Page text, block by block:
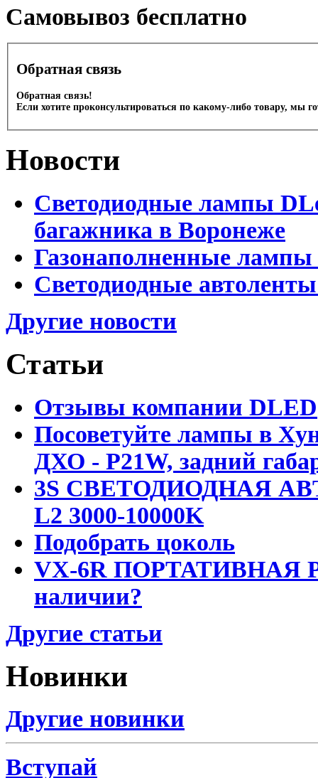
Cамовывоз бесплатно
Обратная связь
Обратная связь!
Если хотите проконсультироваться по какому-либо товару, мы
Новости
Светодиодные лампы
багажника в Воронеже
Газонаполненные
Светодиодные
Другие новости
Статьи
Отзывы компании DLED
Посоветуйте лампы в
ДХО - P21W, задний
3S СВЕТОДИОДНАЯ
L2 3000-10000K
Подобрать цоколь
VX-6R ПОРТАТИВНАЯ
наличии?
Другие статьи
Новинки
Другие новинки
Вступай